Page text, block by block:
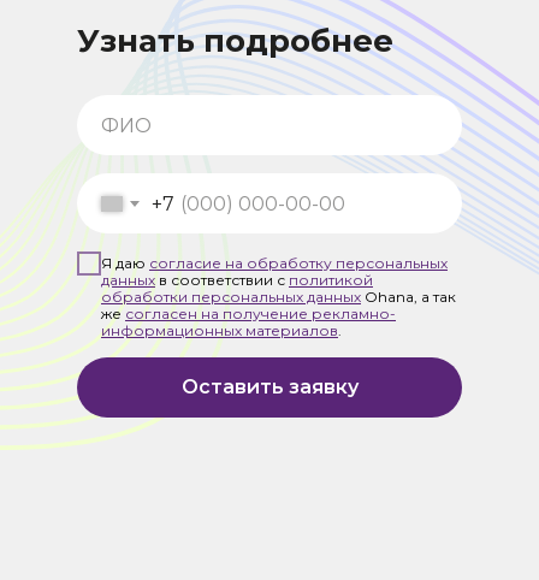
Узнать подробнее
+7
Я даю согласие на обработку персональных
данных в соответствии с политикой
обработки персональных данных Ohana, а так
же согласен на получение рекламно-
информационных материалов
Оставить заявку